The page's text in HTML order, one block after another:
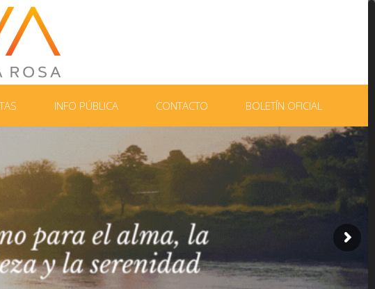
INFO PÚBLICA CONTACTO BOLETÍN OFICIAL